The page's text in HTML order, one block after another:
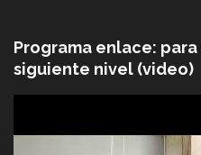
Programa enlace:
siguiente nivel (video)